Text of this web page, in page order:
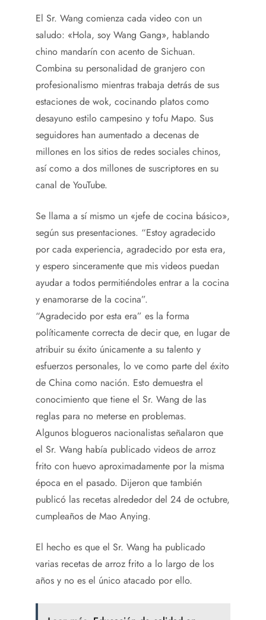
El Sr. Wang comienza cada video con un
saludo: «Hola, soy Wang Gang», hablando
chino mandarín con acento de Sichuan.
Combina su personalidad de granjero con
profesionalismo mientras trabaja detrás de sus
estaciones de wok, cocinando platos como
desayuno estilo campesino y tofu Mapo. Sus
seguidores han aumentado a decenas de
millones en los sitios de redes sociales chinos,
así como a dos millones de suscriptores en su
canal de YouTube.
Se llama a sí mismo un «jefe de cocina básico»,
según sus presentaciones. “Estoy agradecido
por cada experiencia, agradecido por esta era,
y espero sinceramente que mis videos puedan
ayudar a todos permitiéndoles entrar a la cocina
y enamorarse de la cocina”.
“Agradecido por esta era” es la forma
políticamente correcta de decir que, en lugar de
atribuir su éxito únicamente a su talento y
esfuerzos personales, lo ve como parte del éxito
de China como nación. Esto demuestra el
conocimiento que tiene el Sr. Wang de las
reglas para no meterse en problemas.
Algunos blogueros nacionalistas señalaron que
el Sr. Wang había publicado videos de arroz
frito con huevo aproximadamente por la misma
época en el pasado. Dijeron que también
publicó las recetas alrededor del 24 de octubre,
cumpleaños de Mao Anying.
El hecho es que el Sr. Wang ha publicado
varias recetas de arroz frito a lo largo de los
años y no es el único atacado por ello.